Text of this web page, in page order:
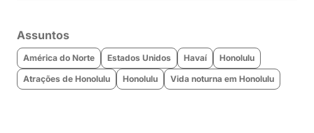
Assuntos
América do Norte Estados Unidos Havaí
Honolulu
Atrações de Honolulu
Honolulu Vida noturna em Honolulu